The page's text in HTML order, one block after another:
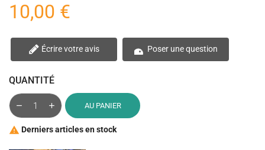
10,00 €
Écrire votre avis Poser une question
QUANTITÉ
AU PANIER
 Derniers articles en stock